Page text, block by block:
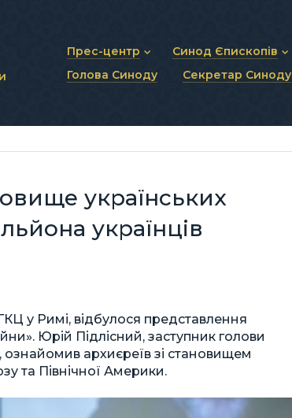
Прес-центр
Новини та анонси
Синод Єпископів
Статут Синоду
Синодальні органи
Голова Синоду Секретар Синоду
українських
українців
у Римі, відбулося представлення
Юрій Підлісний, заступник голови
ознайомив архиєреїв зі становищем
та Північної Америки.